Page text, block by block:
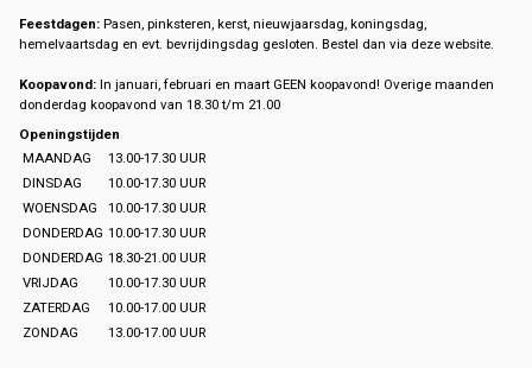
Feestdagen: Pasen, pinksteren, kerst, nieuwjaarsdag, koningsdag,
hemelvaartsdag en evt. bevrijdingsdag gesloten. Bestel dan via deze website.
Koopavond: In januari, februari en maart GEEN koopavond! Overige maanden
donderdag koopavond van 18.30 t/m 21.00
Openingstijden
MAANDAG
13.00-17.30 UUR
DINSDAG
10.00-17.30 UUR
WOENSDAG
10.00-17.30 UUR
DONDERDAG 10.00-17.30 UUR
DONDERDAG 18.30-21.00 UUR
VRIJDAG
10.00-17.30 UUR
ZATERDAG
10.00-17.00 UUR
ZONDAG
13.00-17.00 UUR